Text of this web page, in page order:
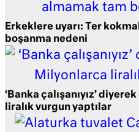
Erkeklere uyarı: Ter
boşanma nedeni
‘Banka çalışanıyız’
liralık vurgun yaptılar